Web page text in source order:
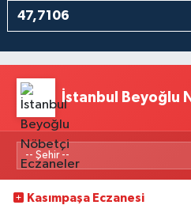
İstanbul Beyoğlu
Kasımpaşa Eczanesi